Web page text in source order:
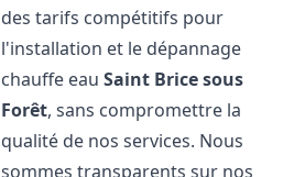
des tarifs compétitifs pour
l'installation et le dépannage
chauffe eauSaint Brice sous
Forêt, sans compromettre la
qualité de nos services. Nous
sommes transparents sur nos